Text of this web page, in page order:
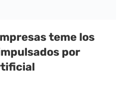
teme los
por